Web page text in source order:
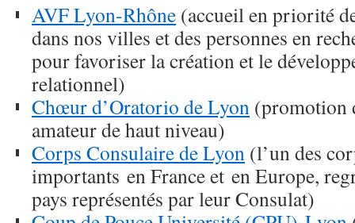
AVF Lyon-Rhône (accueil en priorité
dans nos villes et des personnes en
pour favoriser la création et le
relationnel)
Chœur d’Oratorio de Lyon (promotion
amateur de haut niveau)
Corps Consulaire de Lyon (l’un des
importants en France et en Europe,
pays représentés par leur Consulat)